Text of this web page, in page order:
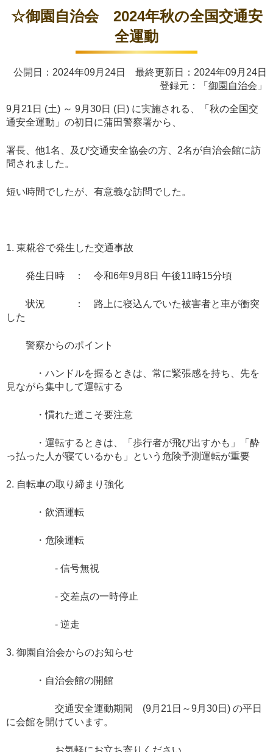
☆御園自治会 2024年秋の全国交通安
全運動
公開日：2024年09月24日 最終更新日：2024年09月24日
登録元：「 御園自治会 」
9月21日 (土) ～ 9月30日 (日) に実施される、「秋の全国交
通安全運動」の初日に蒲田警察署から、
署長、他1名、及び交通安全協会の方、2名が自治会館に訪
問されました。
短い時間でしたが、有意義な訪問でした。
1. 東糀谷で発生した交通事故
発生日時 ： 令和6年9月8日 午後11時15分頃
状況 ： 路上に寝込んでいた被害者と車が衝突
した
警察からのポイント
・ハンドルを握るときは、常に緊張感を持ち、先を
見ながら集中して運転する
・慣れた道こそ要注意
・運転するときは、「歩行者が飛び出すかも」「酔
っ払った人が寝ているかも」という危険予測運転が重要
2. 自転車の取り締まり強化
・飲酒運転
・危険運転
- 信号無視
- 交差点の一時停止
- 逆走
3. 御園自治会からのお知らせ
・自治会館の開館
交通安全運動期間 (9月21日～9月30日) の平日
に会館を開けています。
お気軽にお立ち寄りください。